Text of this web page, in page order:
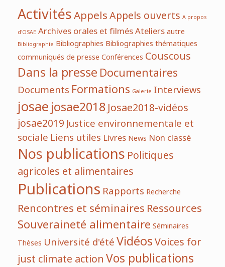
ActivitésAppelsAppels ouverts A propos
d'OSAEArchives orales et filmésAteliersautre
Bibliographie BibliographiesBibliographies thématiques
communiqués de presseConférencesCouscous
Dans la presseDocumentaires
DocumentsFormations Galerie Interviews
josaejosae2018Josae2018-vidéos
josae2019Justice environnementale et
socialeLiens utiles LivresNews Non classé
Nos publicationsPolitiques
agricoles et alimentaires
PublicationsRapportsRecherche
Rencontres et séminairesRessources
Souveraineté alimentaireSéminaires
Thèses Université d'étéVidéosVoices for
just climate actionVos publications